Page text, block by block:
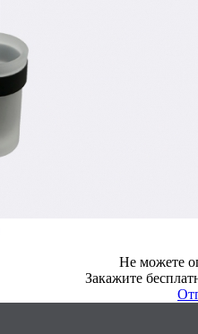
Доступное
Страна
Не можете
Закажите